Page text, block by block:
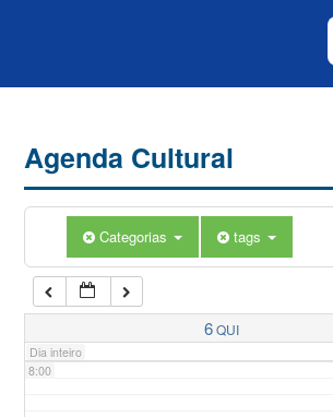
Agenda Cultural
Categorias tags
6QUI
Dia inteiro
5:00
7:00
8:00